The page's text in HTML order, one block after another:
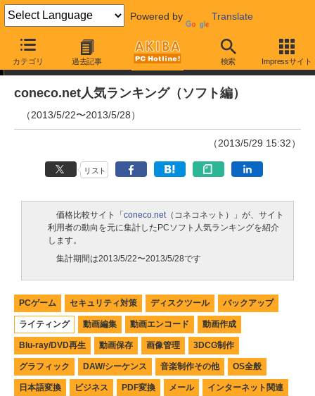
Powered by Translate
カテゴリ 過去記事 検索 Impressサイト
ランキング
coneco.net人気ランキング（ソフト編）
（2013/5/22〜2013/5/28）
（2013/5/29 15:32）
リスト
価格比較サイト「 coneco.net（コネコネット）」が、サイト
利用者の動向を元に集計したPCソフト人気ランキングを紹介
します。
集計期間は2013/5/22〜2013/5/28です
PCゲーム セキュリティ対策 ディスクツール バックアップ
ライティング 動画編集 動画エンコード 動画作成
Blu-ray/DVD再生 動画保存 画像管理 3DCG制作
グラフィック DAW/シーケンス 音楽制作その他 OS全般
日本語変換 ビジネス PDF変換 メール インターネット関連